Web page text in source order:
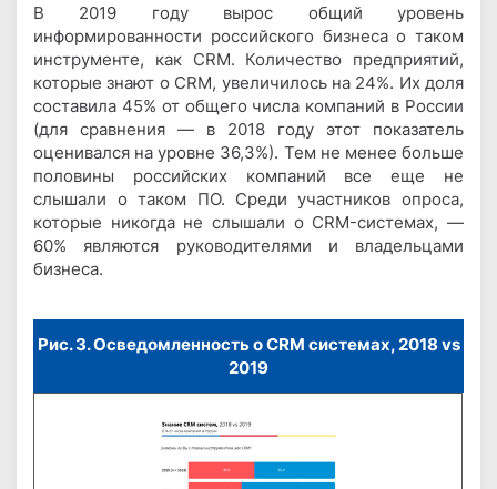
В 2019 году вырос общий уровень
информированности российского бизнеса о таком
инструменте, как CRM. Количество предприятий,
которые знают о CRM, увеличилось на 24%. Их доля
составила 45% от общего числа компаний в России
(для сравнения — в 2018 году этот показатель
оценивался на уровне 36,3%). Тем не менее больше
половины российских компаний все еще не
слышали о таком ПО. Среди участников опроса,
которые никогда не слышали о CRM-системах, —
60% являются руководителями и владельцами
бизнеса.
Рис. 3. Осведомленность о CRM системах, 2018 vs
2019